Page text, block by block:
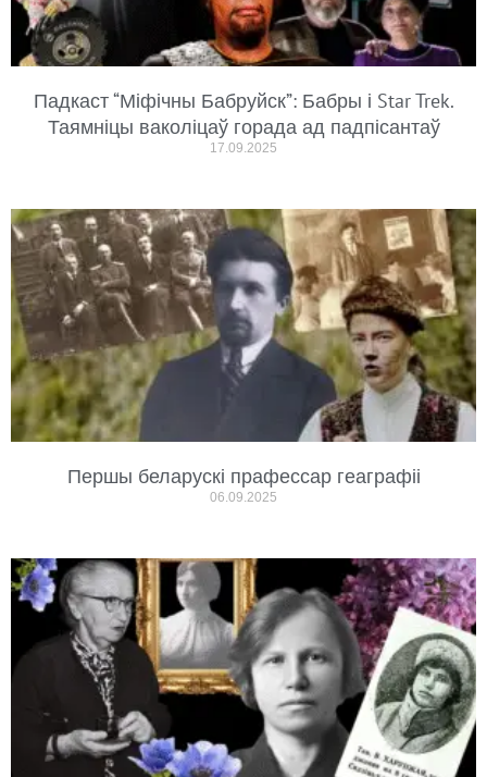
Падкаст “Міфічны Бабруйск”: Бабры і Star Trek.
Таямніцы ваколіцаў горада ад падпісантаў
17.09.2025
Першы беларускі прафессар геаграфіі
06.09.2025